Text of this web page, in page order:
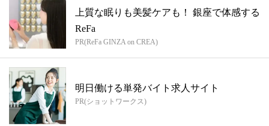
上質な眠りも美髪ケアも！ 銀座で体感する
ReFa
PR(ReFa GINZA on CREA)
明日働ける単発バイト求人サイト
PR(ショットワークス)